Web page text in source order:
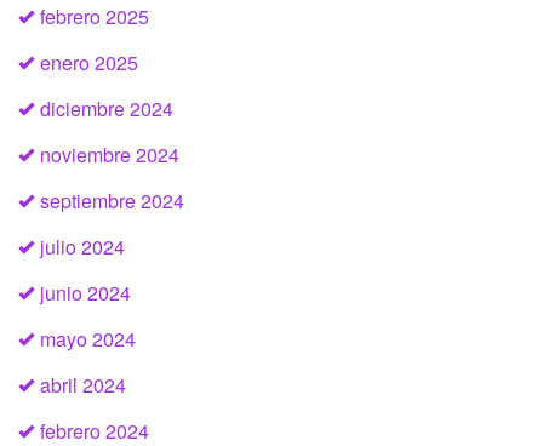
febrero 2025
enero 2025
diciembre 2024
noviembre 2024
septiembre 2024
julio 2024
junio 2024
mayo 2024
abril 2024
febrero 2024